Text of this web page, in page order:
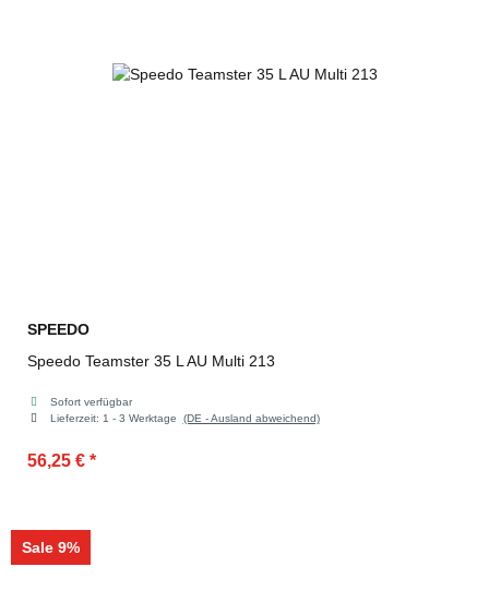
SPEEDO
Speedo Teamster 35 L AU Multi 213
Sofort verfügbar
Lieferzeit: 1 - 3 Werktage (DE - Ausland abweichend)
56,25 € *
Sale 9%